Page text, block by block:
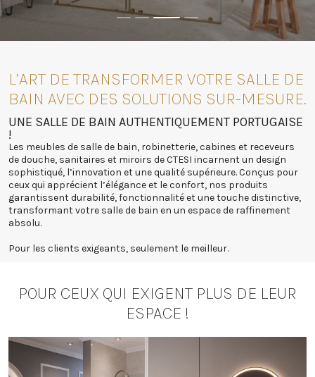
L’ART DE TRANSFORMER VOTRE SALLE DE
BAIN AVEC DES SOLUTIONS SUR-MESURE.
UNE SALLE DE BAIN AUTHENTIQUEMENT PORTUGAISE
!
Les meubles de salle de bain, robinetterie, cabines et receveurs
de douche, sanitaires et miroirs de CTESI incarnent un design
sophistiqué, l’innovation et une qualité supérieure. Conçus pour
ceux qui apprécient l’élégance et le confort, nos produits
garantissent durabilité, fonctionnalité et une touche distinctive,
transformant votre salle de bain en un espace de raffinement
absolu.
Pour les clients exigeants, seulement le meilleur.
POUR CEUX QUI EXIGENT PLUS DE LEUR
ESPACE !